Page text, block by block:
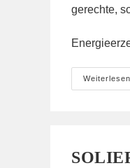
gerechte,
Weiterlesen